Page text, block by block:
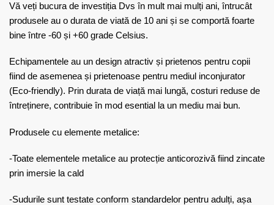
Vă veți bucura de investiția Dvs în mult mai mulți ani, întrucât
produsele au o durata de viată de 10 ani și se comportă foarte
bine între -60 și +60 grade Celsius.
Echipamentele au un design atractiv și prietenos pentru copii
fiind de asemenea și prietenoase pentru mediul inconjurator
(Eco-friendly). Prin durata de viață mai lungă, costuri reduse de
întreținere, contribuie în mod esential la un mediu mai bun.
Produsele cu elemente metalice:
-Toate elementele metalice au protecție anticorozivă fiind zincate
prin imersie la cald
-Sudurile sunt testate conform standardelor pentru adulți, așa